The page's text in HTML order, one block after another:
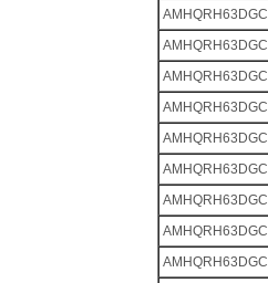
AMHQRH63DGC
AMHQRH63DGC
AMHQRH63DGC
AMHQRH63DGC
AMHQRH63DGC
AMHQRH63DGC
AMHQRH63DGC
AMHQRH63DGC
AMHQRH63DGC